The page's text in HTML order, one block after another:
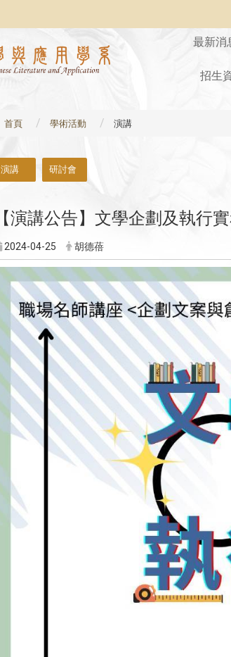
最新消
招生
首頁 學術活動 演講
演講 研討會
【演講公告】文學企劃及執行實
2024-04-25 胡德蓓